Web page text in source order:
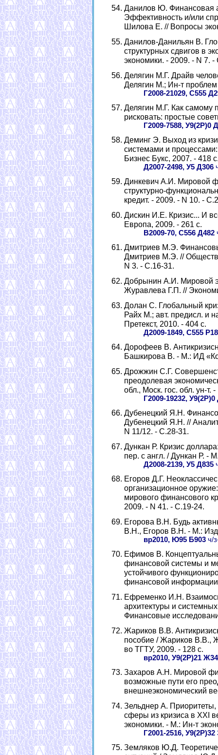
Данилов Ю. Финансовая
Эффективность и/или
Шилова Е. // Вопросы
Данилов-Данильян В.
структурных сдвигов в
экономики. - 2009. - N 7. -
Делягин М.Г. Драйв
Делягин М.; Ин-т
Г2008-21029, С555
Делягин М.Г. Как самому
рисковать: простые
Г2009-7588, У9(2Р)0
Деминг Э. Выход из
системами и
Бизнес Букс, 2007. - 418
Д2007-2498, У5 Д306
Динкевич А.И. Мировой
структурно-
кредит. - 2009. - N 10. -
Дискин И.Е. Кризис... И
Европа, 2009. - 261 с.
В2009-70, С556 Д482
Дмитриев М.Э.
Дмитриев М.Э. //
N 3. - С.16-31.
Добрынин А.И. Мировой
Журавлева Г.П. //
Долан С. Глобальный
Райх М.; авт. предисл. и
Претекст, 2010. - 404 с.
Д2009-1849, С555
Дорофеев В.
Башкирова В. - М.: ИД
Дрожжин С.Г.
преодолевая
обл., Моск. гос. обл. ун-
Г2009-19232, У9(2Р)0
Дубенецкий Я.Н.
Дубенецкий Я.Н. //
N 11/12. - С.28-31.
Дункан Р. Кризис
пер. с англ. / Дункан Р. -
Д2008-2139, У5 Д835
Егоров Д.Г.
организационное
мирового финансового
2009. - N 41. - С.19-24.
Егорова В.Н. Будь
В.Н., Егоров В.Н. - М.:
вр2010, Ю95 Б903ч/
Ефимов В.
финансовой системы и
устойчивого
финансовой
Ефременко И.Н.
архитектуры и
Финансовые
Жариков В.В.
пособие / Жариков В.В.,
во ТГТУ, 2009. - 128 с.
вр2010, У9(2Р)21
Захаров А.Н. Мировой
возможные пути его
внешнеэкономический
Зельднер А.
сферы из кризиса в XXI
экономики. - М.: Ин-т
Г2001-2516, У9(2Р)32
Земляков Ю.Д.